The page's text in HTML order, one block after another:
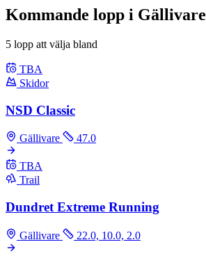
Kommande lopp i Gällivare
5 lopp att välja bland
TBA
Skidor
NSD Classic
Gällivare 47.0
TBA
Trail
Dundret Extreme Running
Gällivare 22.0, 10.0, 2.0